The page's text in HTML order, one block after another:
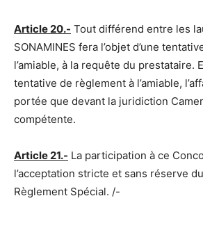
Article 20.- Tout différend entre les
SONAMINES fera l’objet d’une
l’amiable, à la requête du prestataire.
tentative de règlement à l’amiable,
portée que devant la juridiction
compétente.
Article 21.- La participation à ce
l’acceptation stricte et sans réserve
Règlement Spécial. /-